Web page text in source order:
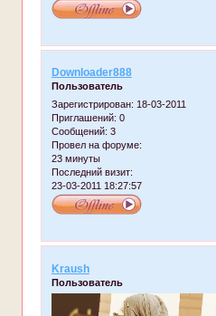
Downloader888
Пользователь
Зарегистрирован: 18-03-2011
Приглашений: 0
Сообщений: 3
Провел на форуме:
23 минуты
Последний визит:
23-03-2011 18:27:57
Kraush
Пользователь